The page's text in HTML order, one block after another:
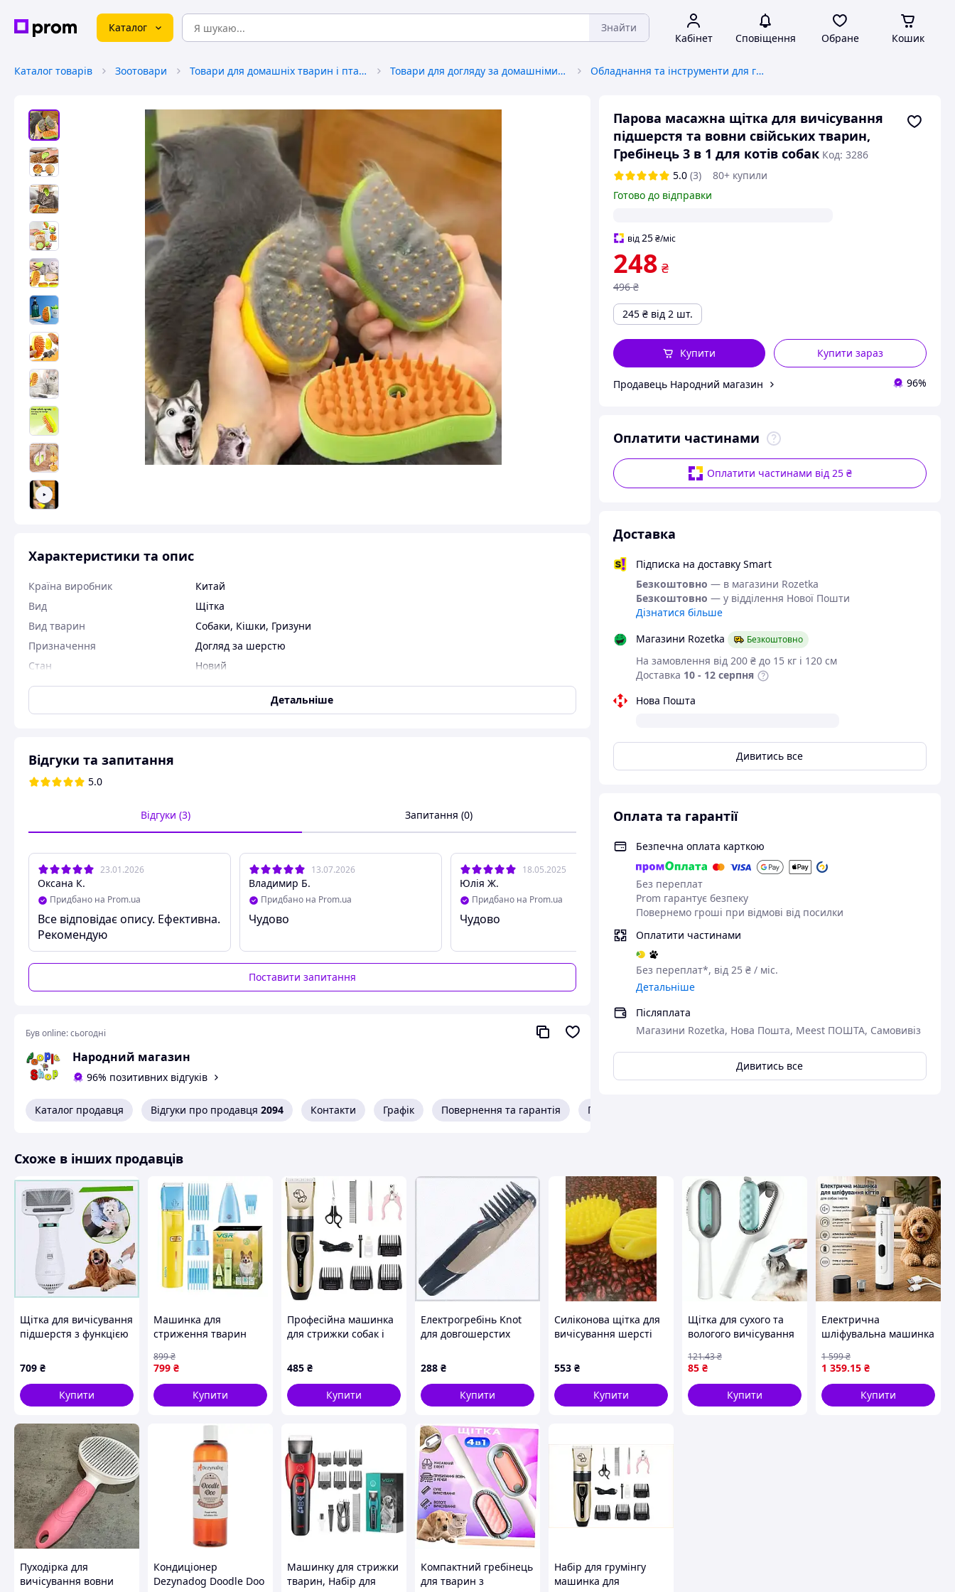
Каталог Знайти
Кабінет Сповіщення Обране Кошик
Каталог товарів Зоотовари Товари для домашніх тварин і птахів Товари для догляду за домашніми тваринами Обладнання та інструменти для грумінгу
Парова масажна щітка для вичісування
підшерстя та вовни свійських тварин,
Гребінець 3 в 1 для котів собак Код: 3286
5.0 (3)
80+ купили
Готово до відправки
від25 ₴/міс
248 ₴
496 ₴
245 ₴ від 2 шт.
Купити зараз
Купити
Продавець Народний магазин 96%
Оплатити частинами
Оплатити частинами від 25 ₴
Доставка
Підписка на доставку Smart
Безкоштовно — в магазини Rozetka
Безкоштовно — у відділення Нової Пошти
Дізнатися більше
Магазини Rozetka
Безкоштовно
На замовлення від 200 ₴ до 15 кг і 120 см
Доставка 10 - 12 серпня
Нова Пошта
Дивитись все
Оплата та гарантії
Безпечна оплата карткою
Без переплат
Prom гарантує безпеку
Повернемо гроші при відмові від посилки
Оплатити частинами
Без переплат*, від 25 ₴ / міс.
Детальніше
Післяплата
Магазини Rozetka, Нова Пошта, Meest ПОШТА, Самовивіз
Дивитись все
Характеристики та опис
Країна виробник
Китай
Вид
Щітка
Вид тварин
Собаки, Кішки, Гризуни
Призначення
Догляд за шерстю
Стан
Новий
Парова масажна щітка для вичісування підшерстя та вовни свійських тварин, Гребінець 3 в 1 для
котів і собак.
Pet Massage Comb – ідеальне рішення для догляду за шерстю вашого улюбленця.
Розміри цієї щітки складають 12 х 6,5 см, що робить її компактною і зручною у використанні. Виготовлена з
високоякісного пластику, ця щітка підходить як для довгошерстих, так і для короткошерстих котів і собак.
Детальніше
Відгуки та запитання
5.0
Відгуки (3) Запитання (0)
23.01.2026
Оксана К.
Придбано на Prom.ua
Все відповідає опису. Ефективна.
Рекомендую
13.07.2026
Владимир Б.
Придбано на Prom.ua
Чудово
18.05.2025
Юлія Ж.
Придбано на Prom.ua
Чудово Переглянути всі
Поставити запитання
Був online:сьогодні
Народний магазин
96% позитивних відгуків
Каталог продавця Відгуки про продавця 2094 Контакти Графік Повернення та гарантія Про продавця
Схоже в інших продавців
Щітка для вичісування
підшерстя з функцією
709 ₴
Купити
Машинка для
стриження тварин
(Жовто-блакитний)
AllInOne -market-
without-queues-
799 ₴
899₴
Купити
Професійна машинка
для стрижки собак і
собак з керамічним
лезом JC-14
485 ₴
Купити
Електрогребінь Knot
для довгошерстих
2AH487787
288 ₴
Купити
Силіконова щітка для
вичісування шерсті
553 ₴
Купити
Щітка для сухого та
вологого вичісування
364 / Щітка для
вичісування шерсті
85 ₴
121.43₴
Купити
Електрична
шліфувальна машинка
2 швидкості, тиха,
акумуляторна, Type-C,
біла
1 359.15 ₴
1 599₴
Купити
Пуходірка для
вичісування вовни
Кондиціонер
Dezynadog Doodle Doo
Машинку для стрижки
тварин, Набір для
Компактний гребінець
для тварин з
Набір для грумінгу
машинка для